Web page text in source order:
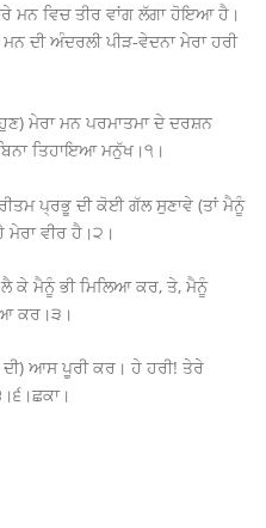
ਮਨ ਵਿਚ ਤੀਰ ਵਾਂਗ ਲੱਗਾ ਹੋਇਆ ਹੈ।
ਦੀ ਅੰਦਰਲੀ ਪੀੜ-ਵੇਦਨਾ ਮੇਰਾ ਹਰੀ
ਮੇਰਾ ਮਨ ਪਰਮਾਤਮਾ ਦੇ ਦਰਸ਼ਨ
ਤਿਹਾਇਆ ਮਨੁੱਖ।੧।
ਪ੍ਰਭੂ ਦੀ ਕੋਈ ਗੱਲ ਸੁਣਾਵੇ (ਤਾਂ ਮੈਨੂੰ
ਵੀਰ ਹੈ।੨।
ਲੈ ਕੇ ਮੈਨੂੰ ਭੀ ਮਿਲਿਆ ਕਰ, ਤੇ, ਮੈਨੂੰ
ਕਰ।੩।
ਦੀ) ਆਸ ਪੂਰੀ ਕਰ। ਹੇ ਹਰੀ! ਤੇਰੇ
੬।ਛਕਾ।